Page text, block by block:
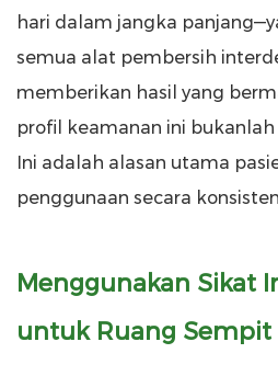
hari dalam jangka
semua alat pembersih
memberikan hasil yang
profil keamanan ini
Ini adalah alasan utama
penggunaan secara
Menggunakan Sikat
untuk Ruang Sempit